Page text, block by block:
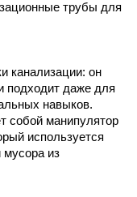
трубы для
канализации: он
подходит даже для
навыков.
собой манипулятор
используется
мусора из